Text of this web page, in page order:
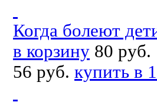
Когда болеют
в корзину 80 руб.
56 руб. купить в